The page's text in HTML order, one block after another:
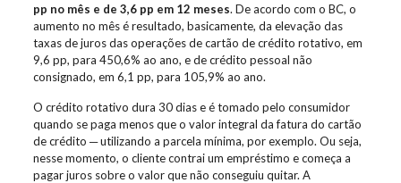
pp no mês e de 3,6 pp em 12 meses. De acordo com o BC, o
aumento no mês é resultado, basicamente, da elevação das
taxas de juros das operações de cartão de crédito rotativo, em
9,6 pp, para 450,6% ao ano, e de crédito pessoal não
consignado, em 6,1 pp, para 105,9% ao ano.
O crédito rotativo dura 30 dias e é tomado pelo consumidor
quando se paga menos que o valor integral da fatura do cartão
de crédito ─ utilizando a parcela mínima, por exemplo. Ou seja,
nesse momento, o cliente contrai um empréstimo e começa a
pagar juros sobre o valor que não conseguiu quitar. A